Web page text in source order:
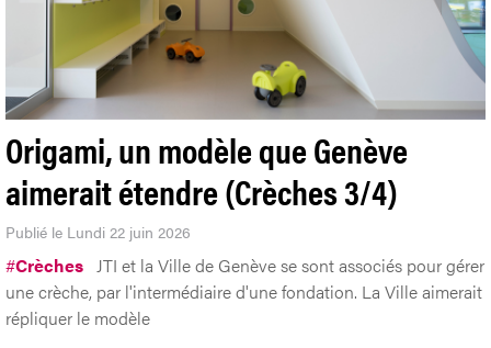
Origami, un modèle que Genève
aimerait étendre (Crèches 3/4)
Publié le Lundi 22 juin 2026
#Crèches JTI et la Ville de Genève se sont associés pour gérer
une crèche, par l'intermédiaire d'une fondation. La Ville aimerait
répliquer le modèle